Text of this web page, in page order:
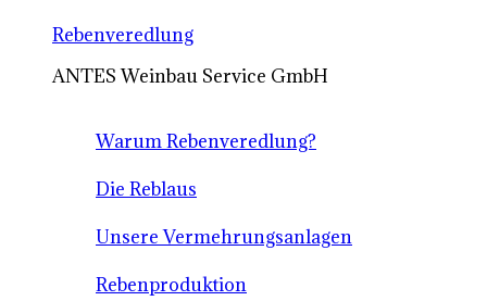
Rebenveredlung
ANTES Weinbau Service GmbH
Warum Rebenveredlung?
Die Reblaus
Unsere Vermehrungsanlagen
Rebenproduktion